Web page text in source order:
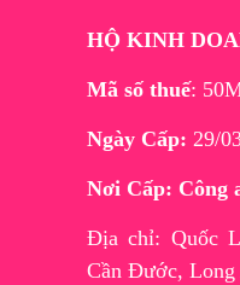
HỘ KINH
Mã số thuế:
Ngày Cấp: 29/
Nơi Cấp: Công
Địa chỉ: Quốc
Cần Đước, Long